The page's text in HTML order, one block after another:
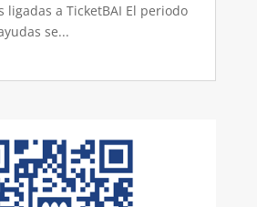
ligadas a TicketBAI El periodo
se...